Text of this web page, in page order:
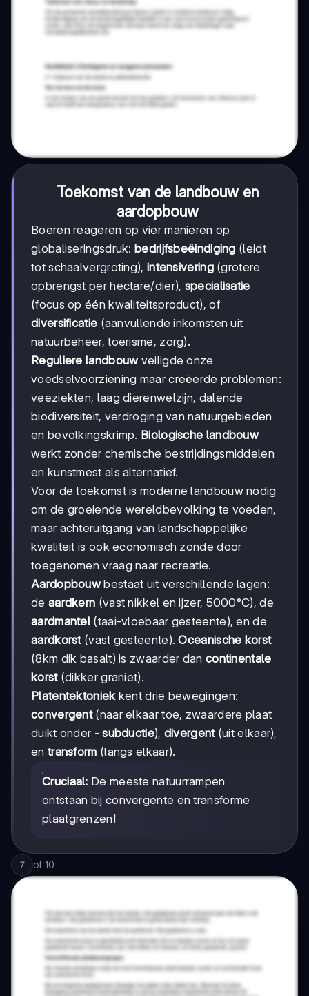
Toekomst van de landbouw en
aardopbouw
Boeren reageren op vier manieren op
globaliseringsdruk:bedrijfsbeëindiging (leidt
tot schaalvergroting), intensivering(grotere
opbrengst per hectare/dier), specialisatie
(focus op één kwaliteitsproduct), of
diversificatie (aanvullende inkomsten uit
natuurbeheer, toerisme, zorg).
Reguliere landbouwveiligde onze
voedselvoorziening maar creëerde problemen:
veeziekten, laag dierenwelzijn, dalende
biodiversiteit, verdroging van natuurgebieden
en bevolkingskrimp. Biologische landbouw
werkt zonder chemische bestrijdingsmiddelen
en kunstmest als alternatief.
Voor de toekomst is moderne landbouw nodig
om de groeiende wereldbevolking te voeden,
maar achteruitgang van landschappelijke
kwaliteit is ook economisch zonde door
toegenomen vraag naar recreatie.
Aardopbouwbestaat uit verschillende lagen:
de aardkern (vast nikkel en ijzer, 5000°C), de
aardmantel (taai-vloebaar gesteente), en de
aardkorst(vast gesteente).Oceanische korst
(8km dik basalt) is zwaarder dan continentale
korst(dikker graniet).
Platentektoniek kent drie bewegingen:
convergent(naar elkaar toe, zwaardere plaat
duikt onder -subductie), divergent(uit elkaar),
en transform (langs elkaar).
Cruciaal: De meeste natuurrampen
ontstaan bij convergente en transforme
plaatgrenzen!
7 of 10